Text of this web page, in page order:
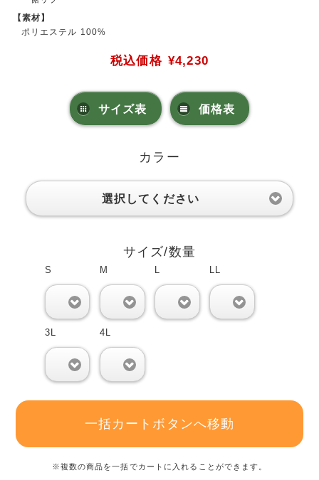
【素材】
ポリエステル 100%
税込価格 ¥4,230
サイズ表 価格表
カラー
選択してください
サイズ/数量
S M L LL
3L 4L
一括カートボタンへ移動
※複数の商品を一括でカートに入れることができます。